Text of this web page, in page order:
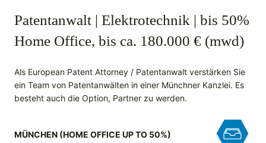
Patentanwalt | Elektrotechnik | bis 50%
Home Office, bis ca. 180.000 € (mwd)
Als European Patent Attorney / Patentanwalt verstärken Sie
ein Team von Patentanwälten in einer Münchner Kanzlei. Es
besteht auch die Option, Partner zu werden.
MÜNCHEN (HOME OFFICE UP TO 50%)